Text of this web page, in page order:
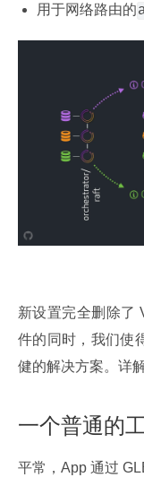
用于网络路由的
新设置完全删除了
件的同时，我们使
健的解决方案。详
一个普通的
平常，App 通过